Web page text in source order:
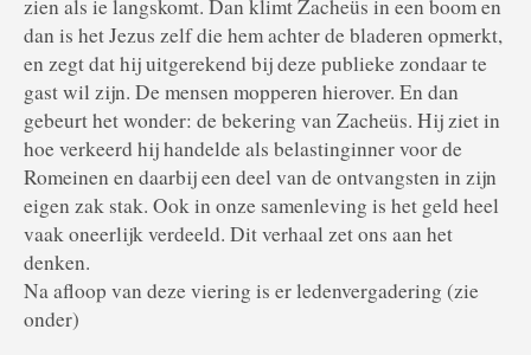
zien als ie langskomt. Dan klimt Zacheüs in een boom en
dan is het Jezus zelf die hem achter de bladeren opmerkt,
en zegt dat hij uitgerekend bij deze publieke zondaar te
gast wil zijn. De mensen mopperen hierover. En dan
gebeurt het wonder: de bekering van Zacheüs. Hij ziet in
hoe verkeerd hij handelde als belastinginner voor de
Romeinen en daarbij een deel van de ontvangsten in zijn
eigen zak stak. Ook in onze samenleving is het geld heel
vaak oneerlijk verdeeld. Dit verhaal zet ons aan het
denken.
Na afloop van deze viering is er ledenvergadering (zie
onder)